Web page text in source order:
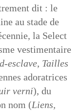
dit : le
au stade de
la Select
vestimentaire
esclave, Tailles
adoratrices
verni), du
nom (Liens,